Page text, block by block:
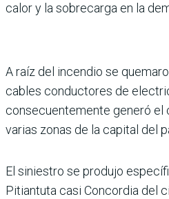
calor y la sobrecarga en la
A raíz del incendio se
cables conductores de
consecuentemente generó el
varias zonas de la capital del
El siniestro se produjo
Pitian­tuta casi Concordia del